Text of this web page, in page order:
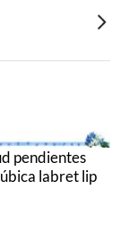
pendientes
labret lip